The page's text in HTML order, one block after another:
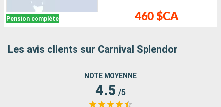
Pension complète 460 $CA
Les avis clients sur Carnival Splendor
NOTE MOYENNE
4.5 /5